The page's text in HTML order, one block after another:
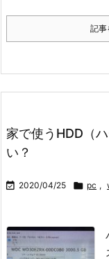
記事
家で使うHDD（
い？
 2020/04/25  pc ,